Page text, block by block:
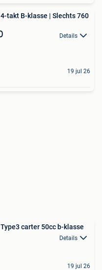
takt B-klasse | Slechts 760
Details
19 jul 26
carter 50cc b-klasse
Details
19 jul 26